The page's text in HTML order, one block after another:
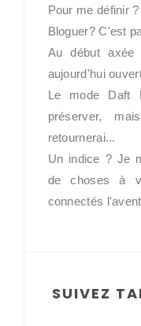
Pour me définir
Bloguer? C'est
Au début
aujourd'hui
Le mode Daft
préserver,
retournerai...
Un indice ? Je
de choses à
connectés
SUIVEZ